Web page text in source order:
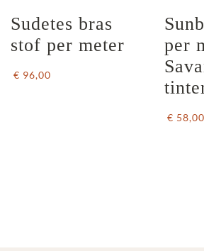
Sudetes bras
stof per meter
€ 96,00
per
€ 58,00